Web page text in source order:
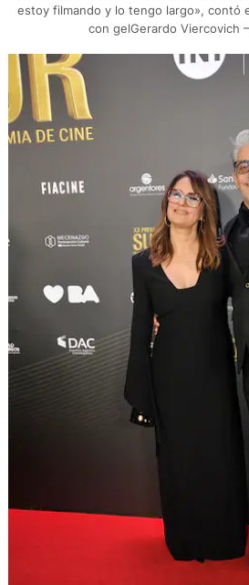
estoy filmando y lo tengo largo», contó
con gelGerardo Viercovich